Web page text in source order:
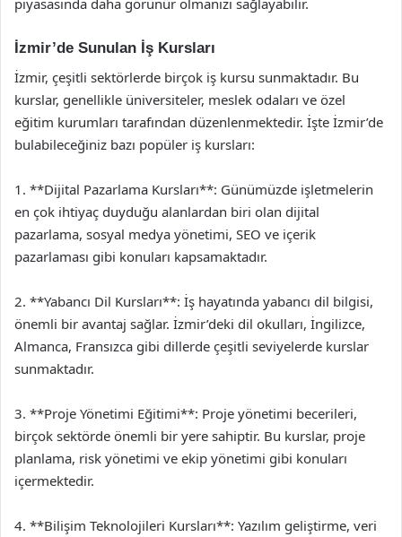
piyasasında daha görünür olmanızı sağlayabilir.
İzmir’de Sunulan İş Kursları
İzmir, çeşitli sektörlerde birçok iş kursu sunmaktadır. Bu
kurslar, genellikle üniversiteler, meslek odaları ve özel
eğitim kurumları tarafından düzenlenmektedir. İşte İzmir’de
bulabileceğiniz bazı popüler iş kursları:
1. **Dijital Pazarlama Kursları**: Günümüzde işletmelerin
en çok ihtiyaç duyduğu alanlardan biri olan dijital
pazarlama, sosyal medya yönetimi, SEO ve içerik
pazarlaması gibi konuları kapsamaktadır.
2. **Yabancı Dil Kursları**: İş hayatında yabancı dil bilgisi,
önemli bir avantaj sağlar. İzmir’deki dil okulları, İngilizce,
Almanca, Fransızca gibi dillerde çeşitli seviyelerde kurslar
sunmaktadır.
3. **Proje Yönetimi Eğitimi**: Proje yönetimi becerileri,
birçok sektörde önemli bir yere sahiptir. Bu kurslar, proje
planlama, risk yönetimi ve ekip yönetimi gibi konuları
içermektedir.
4. **Bilişim Teknolojileri Kursları**: Yazılım geliştirme, veri